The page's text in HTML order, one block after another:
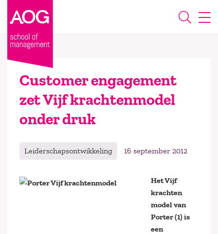
Customer engagement
zet Vijf krachtenmodel
onder druk
Leiderschapsontwikkeling 16 september 2012
Het Vijf
krachten
model van
Porter (1) is
een